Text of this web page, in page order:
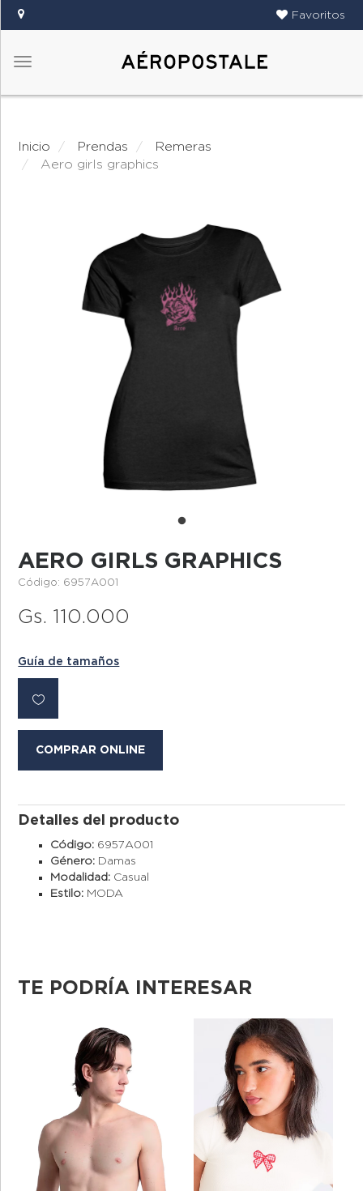
Favoritos
Menú
TIENDAS
Inicio prendas
remeras
aero girls graphics
AERO GIRLS GRAPHICS
Código: 6957A001
Gs. 110.000
Guía de tamaños
COMPRAR ONLINE
Detalles del producto
Código: 6957A001
Género: Damas
Modalidad: Casual
Estilo: MODA
TE PODRÍA INTERESAR